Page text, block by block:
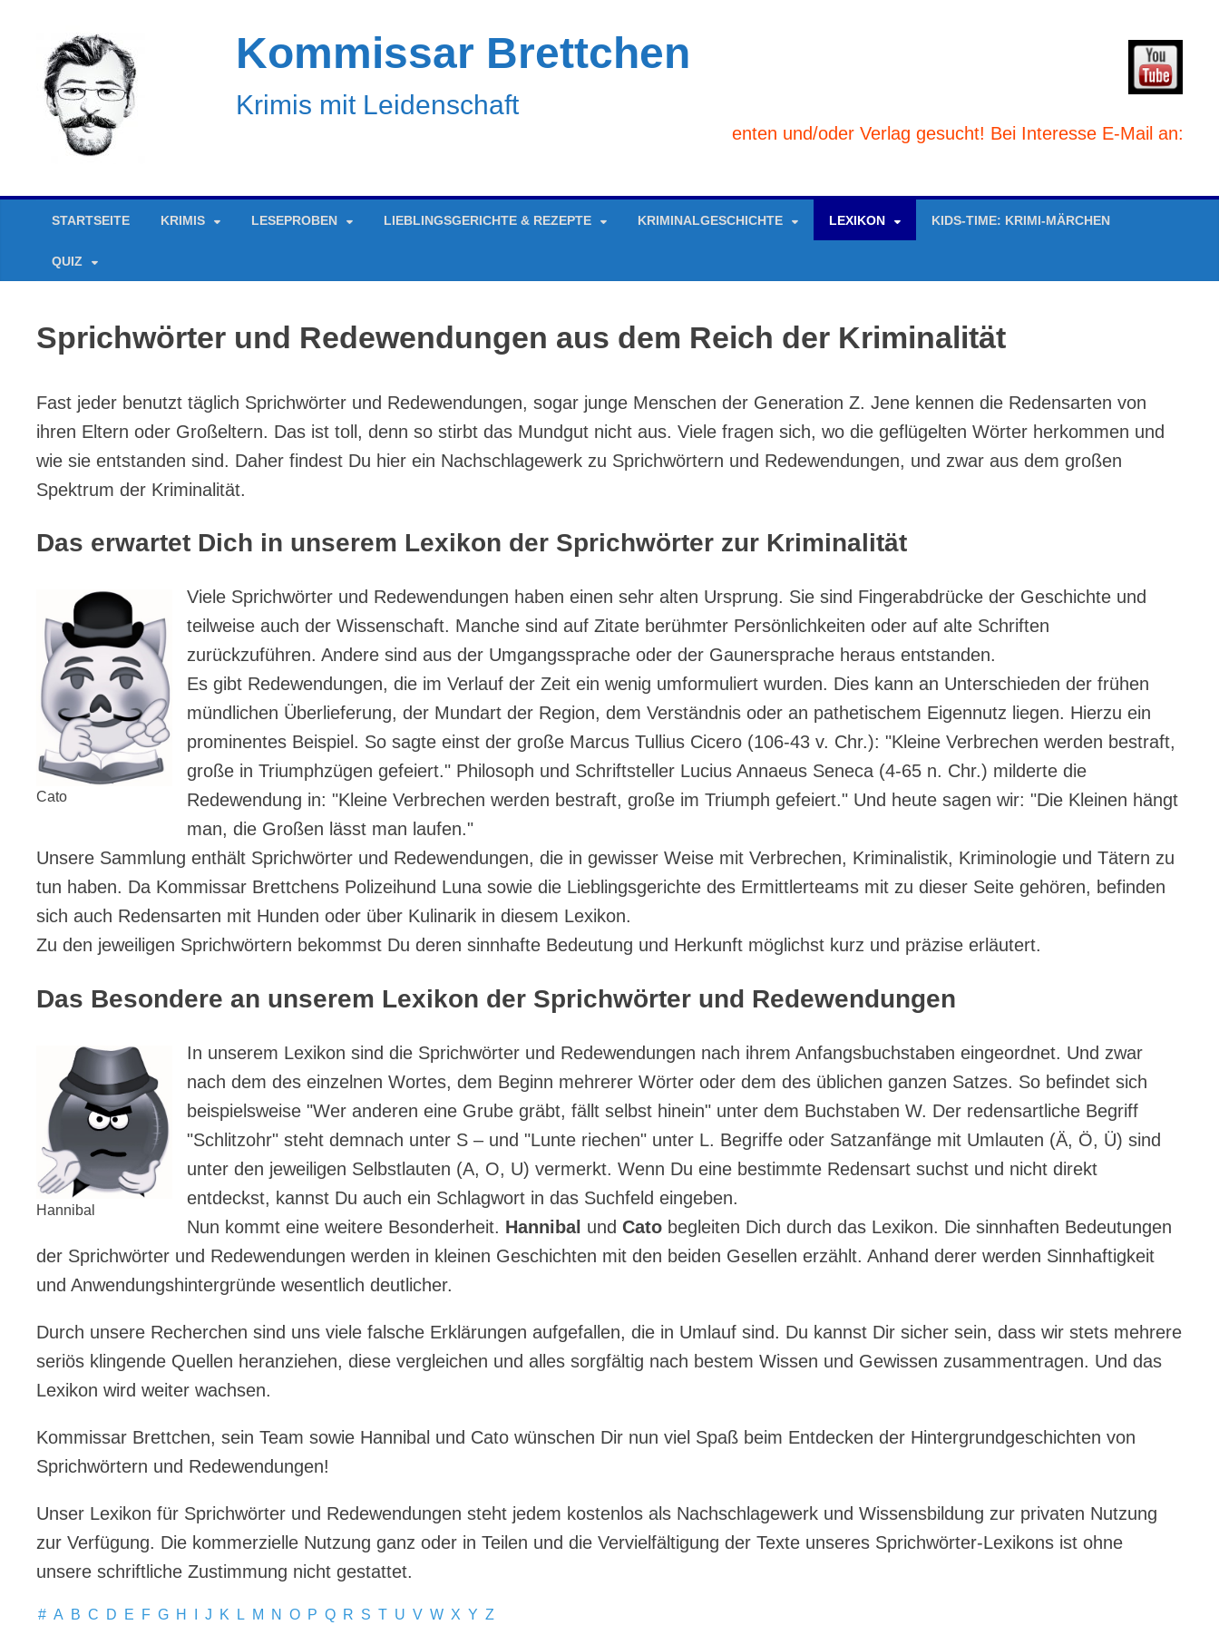
Kommissar Brettchen
Krimis mit Leidenschaft
Seriöse Sponsoren, Produzenten und/oder Verlag gesucht! Bei Interesse E-Mail an:
STARTSEITE KRIMIS LESEPROBEN LIEBLINGSGERICHTE & REZEPTE KRIMINALGESCHICHTE LEXIKON KIDS-TIME: KRIMI-MÄRCHEN
QUIZ
Sprichwörter und Redewendungen aus dem Reich der Kriminalität
Fast jeder benutzt täglich Sprichwörter und Redewendungen, sogar junge Menschen der Generation Z. Jene kennen die Redensarten von
ihren Eltern oder Großeltern. Das ist toll, denn so stirbt das Mundgut nicht aus. Viele fragen sich, wo die geflügelten Wörter herkommen und
wie sie entstanden sind. Daher findest Du hier ein Nachschlagewerk zu Sprichwörtern und Redewendungen, und zwar aus dem großen
Spektrum der Kriminalität.
Das erwartet Dich in unserem Lexikon der Sprichwörter zur Kriminalität
Cato
Viele Sprichwörter und Redewendungen haben einen sehr alten Ursprung. Sie sind Fingerabdrücke der Geschichte und
teilweise auch der Wissenschaft. Manche sind auf Zitate berühmter Persönlichkeiten oder auf alte Schriften
zurückzuführen. Andere sind aus der Umgangssprache oder der Gaunersprache heraus entstanden.
Es gibt Redewendungen, die im Verlauf der Zeit ein wenig umformuliert wurden. Dies kann an Unterschieden der frühen
mündlichen Überlieferung, der Mundart der Region, dem Verständnis oder an pathetischem Eigennutz liegen. Hierzu ein
prominentes Beispiel. So sagte einst der große Marcus Tullius Cicero (106-43 v. Chr.): "Kleine Verbrechen werden bestraft,
große in Triumphzügen gefeiert." Philosoph und Schriftsteller Lucius Annaeus Seneca (4-65 n. Chr.) milderte die
Redewendung in: "Kleine Verbrechen werden bestraft, große im Triumph gefeiert." Und heute sagen wir: "Die Kleinen hängt
man, die Großen lässt man laufen."
Unsere Sammlung enthält Sprichwörter und Redewendungen, die in gewisser Weise mit Verbrechen, Kriminalistik, Kriminologie und Tätern zu
tun haben. Da Kommissar Brettchens Polizeihund Luna sowie die Lieblingsgerichte des Ermittlerteams mit zu dieser Seite gehören, befinden
sich auch Redensarten mit Hunden oder über Kulinarik in diesem Lexikon.
Zu den jeweiligen Sprichwörtern bekommst Du deren sinnhafte Bedeutung und Herkunft möglichst kurz und präzise erläutert.
Das Besondere an unserem Lexikon der Sprichwörter und Redewendungen
Hannibal
In unserem Lexikon sind die Sprichwörter und Redewendungen nach ihrem Anfangsbuchstaben eingeordnet. Und zwar
nach dem des einzelnen Wortes, dem Beginn mehrerer Wörter oder dem des üblichen ganzen Satzes. So befindet sich
beispielsweise "Wer anderen eine Grube gräbt, fällt selbst hinein" unter dem Buchstaben W. Der redensartliche Begriff
"Schlitzohr" steht demnach unter S – und "Lunte riechen" unter L. Begriffe oder Satzanfänge mit Umlauten (Ä, Ö, Ü) sind
unter den jeweiligen Selbstlauten (A, O, U) vermerkt. Wenn Du eine bestimmte Redensart suchst und nicht direkt
entdeckst, kannst Du auch ein Schlagwort in das Suchfeld eingeben.
Nun kommt eine weitere Besonderheit. Hannibal und Cato begleiten Dich durch das Lexikon. Die sinnhaften Bedeutungen
der Sprichwörter und Redewendungen werden in kleinen Geschichten mit den beiden Gesellen erzählt. Anhand derer werden Sinnhaftigkeit
und Anwendungshintergründe wesentlich deutlicher.
Durch unsere Recherchen sind uns viele falsche Erklärungen aufgefallen, die in Umlauf sind. Du kannst Dir sicher sein, dass wir stets mehrere
seriös klingende Quellen heranziehen, diese vergleichen und alles sorgfältig nach bestem Wissen und Gewissen zusammentragen. Und das
Lexikon wird weiter wachsen.
Kommissar Brettchen, sein Team sowie Hannibal und Cato wünschen Dir nun viel Spaß beim Entdecken der Hintergrundgeschichten von
Sprichwörtern und Redewendungen!
Unser Lexikon für Sprichwörter und Redewendungen steht jedem kostenlos als Nachschlagewerk und Wissensbildung zur privaten Nutzung
zur Verfügung. Die kommerzielle Nutzung ganz oder in Teilen und die Vervielfältigung der Texte unseres Sprichwörter-Lexikons ist ohne
unsere schriftliche Zustimmung nicht gestattet.
# A B C D E F G H J K L M N O P Q R S T U V W X Y Z